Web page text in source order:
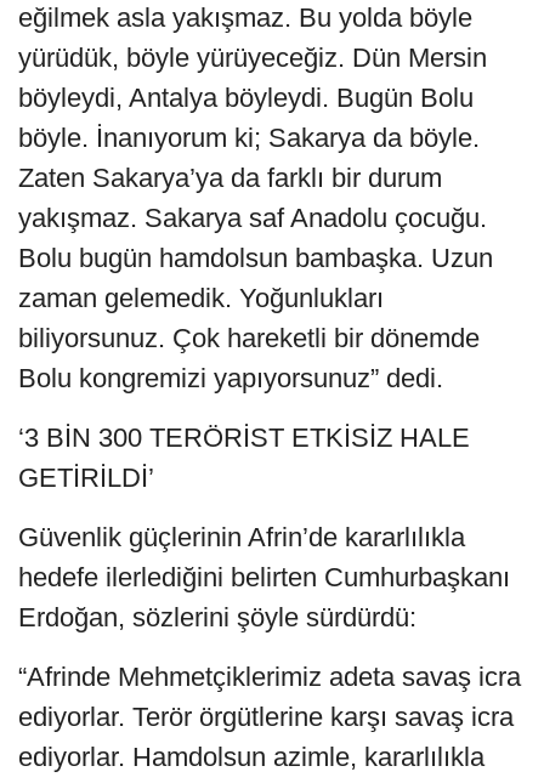
eğilmek asla yakışmaz. Bu yolda böyle
yürüdük, böyle yürüyeceğiz. Dün Mersin
böyleydi, Antalya böyleydi. Bugün Bolu
böyle. İnanıyorum ki; Sakarya da böyle.
Zaten Sakarya’ya da farklı bir durum
yakışmaz. Sakarya saf Anadolu çocuğu.
Bolu bugün hamdolsun bambaşka. Uzun
zaman gelemedik. Yoğunlukları
biliyorsunuz. Çok hareketli bir dönemde
Bolu kongremizi yapıyorsunuz” dedi.
‘3 BİN 300 TERÖRİST ETKİSİZ HALE
GETİRİLDİ’
Güvenlik güçlerinin Afrin’de kararlılıkla
hedefe ilerlediğini belirten Cumhurbaşkanı
Erdoğan, sözlerini şöyle sürdürdü:
“Afrinde Mehmetçiklerimiz adeta savaş icra
ediyorlar. Terör örgütlerine karşı savaş icra
ediyorlar. Hamdolsun azimle, kararlılıkla